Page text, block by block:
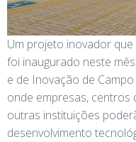
Um projeto inovador
foi inaugurado neste
e de Inovação de
onde empresas, centros
outras instituições
desenvolvimento